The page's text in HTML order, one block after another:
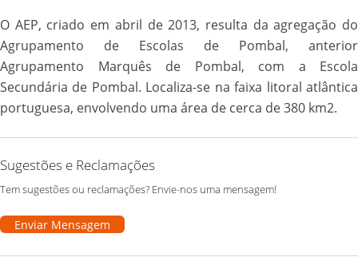
O AEP, criado em abril de 2013, resulta da agregação do
Agrupamento de Escolas de Pombal, anterior
Agrupamento Marquês de Pombal, com a Escola
Secundária de Pombal. Localiza-se na faixa litoral atlântica
portuguesa, envolvendo uma área de cerca de 380 km2.
Sugestões e Reclamações
Tem sugestões ou reclamações? Envie-nos uma mensagem!
Enviar Mensagem